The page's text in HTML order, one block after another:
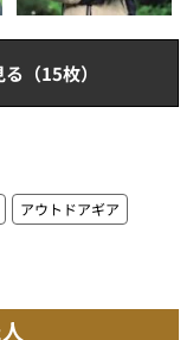
（15枚）
アウトドアギア